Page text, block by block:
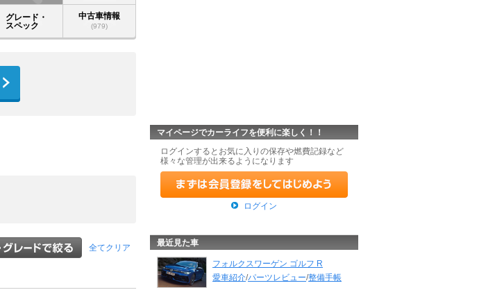
グレード・
スペック
中古車情報
(979)
全てクリア
マイページでカーライフを便利に楽しく！！
ログインするとお気に入りの保存や燃費記録など
様々な管理が出来るようになります
ログイン
最近見た車
フォルクスワーゲン ゴルフ R
愛車紹介/パーツレビュー/整備手帳